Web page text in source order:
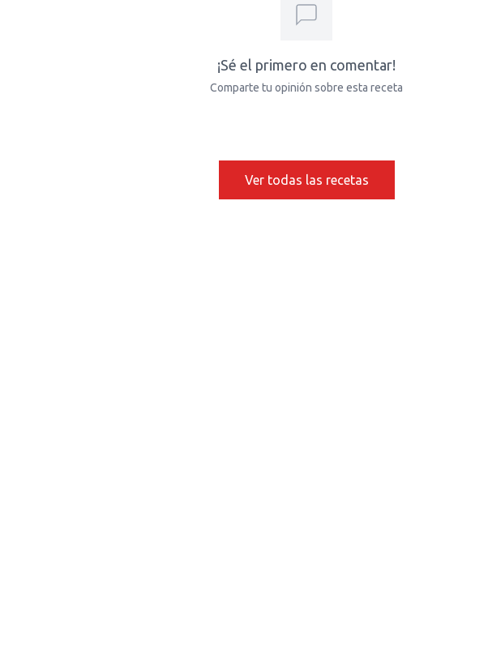
¡Sé el primero en comentar!
Comparte tu opinión sobre esta receta
Ver todas las recetas